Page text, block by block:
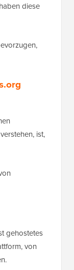
diese
ist,
gehostetes
von